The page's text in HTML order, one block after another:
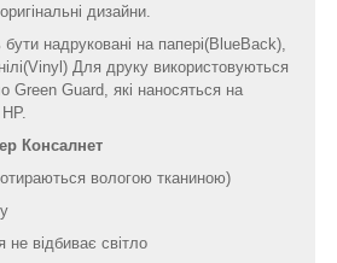
дизайни.
надруковані на папері(BlueBack),
Для друку використовуються
Green Guard, які наносяться на
Консалнет
вологою тканиною)
не відбиває світло